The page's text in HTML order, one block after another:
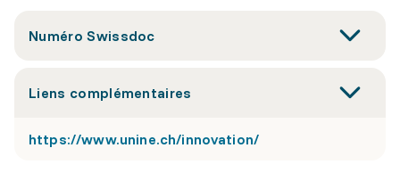
Numéro Swissdoc
Liens complémentaires
https://www.unine.ch/innovation/